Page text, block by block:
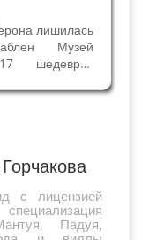
лишилась
Музей
шедевров
Рубенса,
с лицензией
Падуя,